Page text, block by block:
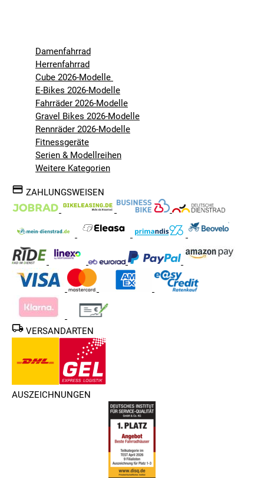
Damenfahrrad
Herrenfahrrad
Cube 2026-Modelle
E-Bikes 2026-Modelle
Fahrräder 2026-Modelle
Gravel Bikes 2026-Modelle
Rennräder 2026-Modelle
Fitnessgeräte
Serien & Modellreihen
Weitere Kategorien
ZAHLUNGSWEISEN
VERSANDARTEN
AUSZEICHNUNGEN